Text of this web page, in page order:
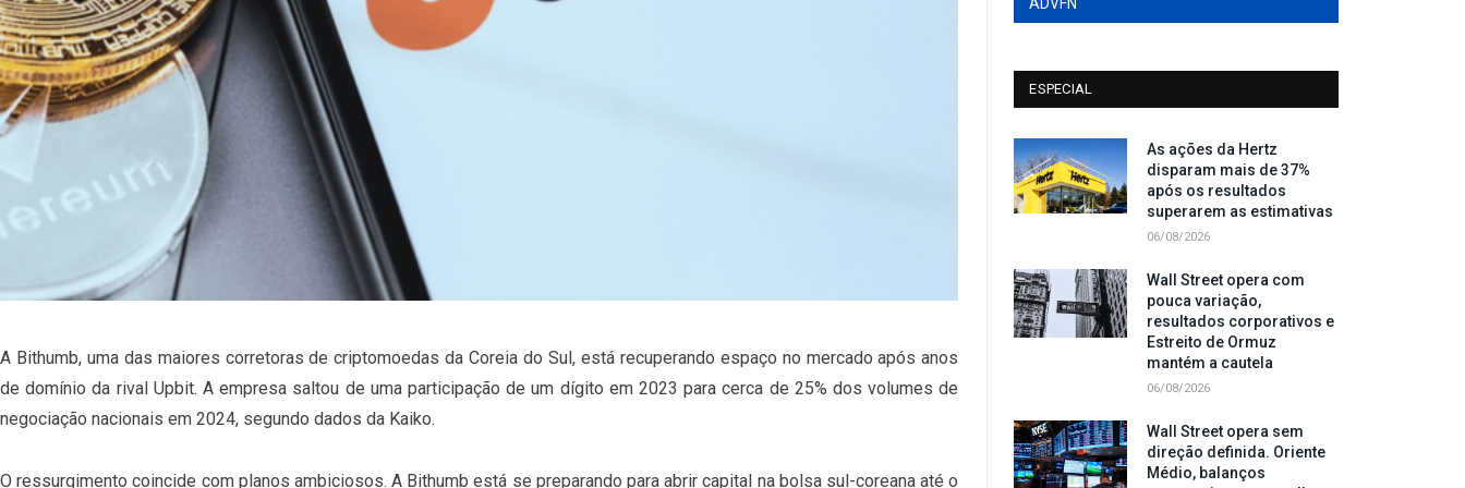
A Bithumb, uma das maiores corretoras de criptomoedas da Coreia do Sul, está recuperando espaço no mercado após anos
de domínio da rival Upbit. A empresa saltou de uma participação de um dígito em 2023 para cerca de 25% dos volumes de
negociação nacionais em 2024, segundo dados da Kaiko.
O ressurgimento coincide com planos ambiciosos. A Bithumb está se preparando para abrir capital na bolsa sul-coreana até o
ESPECIAL
As ações da Hertz
disparam mais de 37%
após os resultados
superarem as estimativas
06/08/2026
Wall Street opera com
pouca variação,
resultados corporativos e
Estreito de Ormuz
mantém a cautela
06/08/2026
Wall Street opera sem
direção definida. Oriente
Médio, balanços